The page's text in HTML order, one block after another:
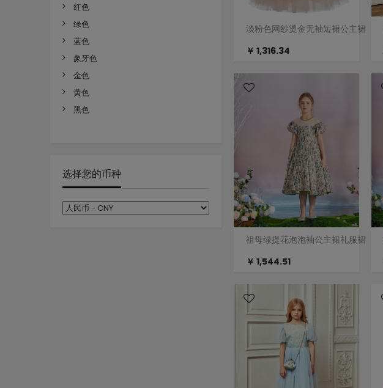
淡粉色网纱烫金无袖短裙公主裙
￥ 1,316.34
祖母绿提花泡泡袖公主裙礼服裙
￥ 1,544.51
红色
绿色
蓝色
象牙色
金色
黄色
黑色
选择您的币种